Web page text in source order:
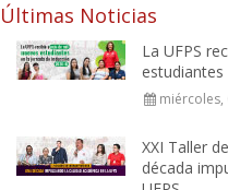
Últimas Noticias
La UFPS
XXI Taller
década